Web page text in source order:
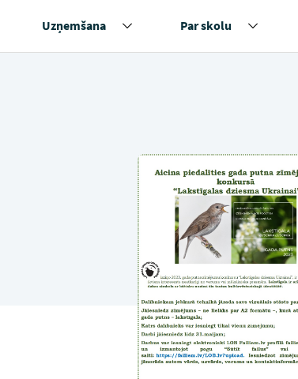
Uzņemšana Par skolu